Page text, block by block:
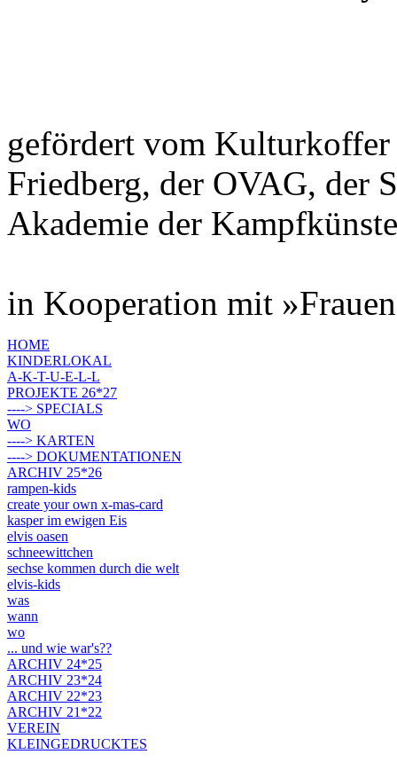
gefördert vom Kulturkoffer
Friedberg, der OVAG, der
Akademie der
in Kooperation mit
HOME
KINDERLOKAL
A-K-T-U-E-L-L
PROJEKTE 26*27
----> SPECIALS
WO
----> KARTEN
----> DOKUMENTATIONEN
ARCHIV 25*26
rampen-kids
create your own x-mas-card
kasper im ewigen Eis
elvis oasen
schneewittchen
sechse kommen durch die welt
elvis-kids
was
wann
wo
... und wie war's??
ARCHIV 24*25
ARCHIV 23*24
ARCHIV 22*23
ARCHIV 21*22
VEREIN
KLEINGEDRUCKTES